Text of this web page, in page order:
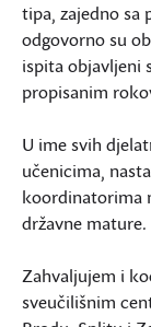
tipa, zajedno sa
odgovorno su
ispita objavljeni
propisanim
U ime svih
učenicima,
koordinatorima
državne mature.
Zahvaljujem i
sveučilišnim